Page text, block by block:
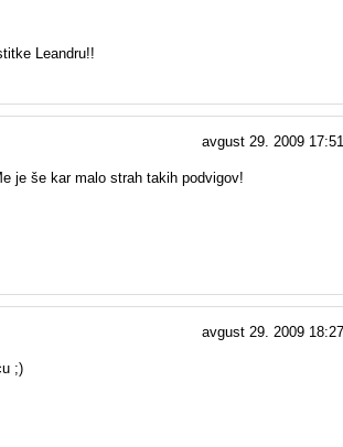
Leandru!!
avgust 29. 2009 17:51
je še kar malo strah takih podvigov!
avgust 29. 2009 18:27
;)